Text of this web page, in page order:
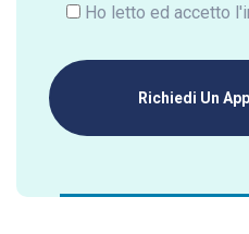
Ho letto ed accetto
Richiedi Un